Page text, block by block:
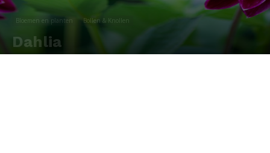
Bloemen en planten Bollen & Knollen
Dahlia